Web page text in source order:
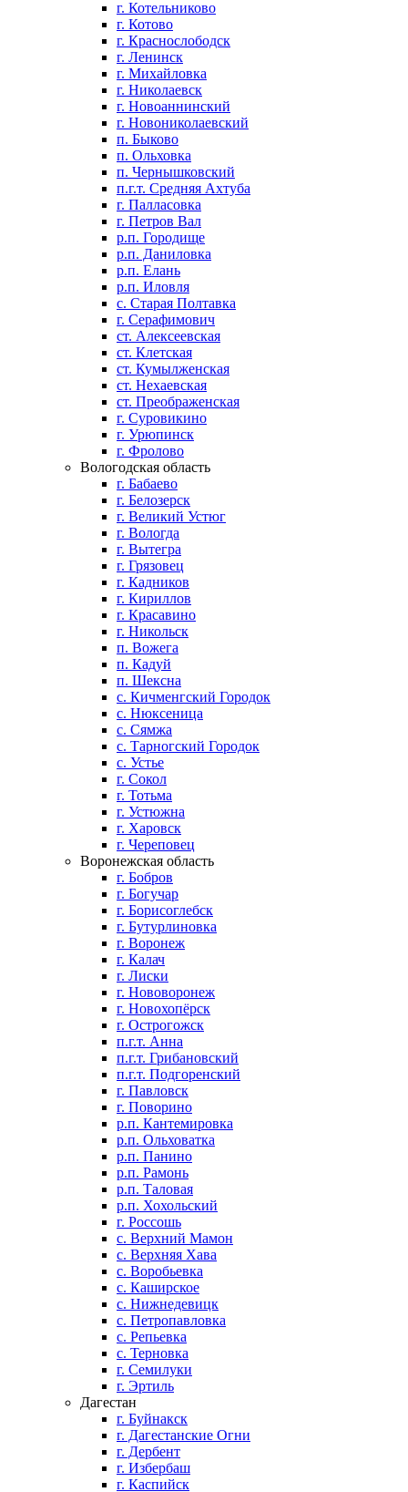
г. Котельниково
г. Котово
г. Краснослободск
г. Ленинск
г. Михайловка
г. Николаевск
г. Новоаннинский
г. Новониколаевский
п. Быково
п. Ольховка
п. Чернышковский
п.г.т. Средняя Ахтуба
г. Палласовка
г. Петров Вал
р.п. Городище
р.п. Даниловка
р.п. Елань
р.п. Иловля
с. Старая Полтавка
г. Серафимович
ст. Алексеевская
ст. Клетская
ст. Кумылженская
ст. Нехаевская
ст. Преображенская
г. Суровикино
г. Урюпинск
г. Фролово
Вологодская область
г. Бабаево
г. Белозерск
г. Великий Устюг
г. Вологда
г. Вытегра
г. Грязовец
г. Кадников
г. Кириллов
г. Красавино
г. Никольск
п. Вожега
п. Кадуй
п. Шексна
с. Кичменгский Городок
с. Нюксеница
с. Сямжа
с. Тарногский Городок
с. Устье
г. Сокол
г. Тотьма
г. Устюжна
г. Харовск
г. Череповец
Воронежская область
г. Бобров
г. Богучар
г. Борисоглебск
г. Бутурлиновка
г. Воронеж
г. Калач
г. Лиски
г. Нововоронеж
г. Новохопёрск
г. Острогожск
п.г.т. Анна
п.г.т. Грибановский
п.г.т. Подгоренский
г. Павловск
г. Поворино
р.п. Кантемировка
р.п. Ольховатка
р.п. Панино
р.п. Рамонь
р.п. Таловая
р.п. Хохольский
г. Россошь
с. Верхний Мамон
с. Верхняя Хава
с. Воробьевка
с. Каширское
с. Нижнедевицк
с. Петропавловка
с. Репьевка
с. Терновка
г. Семилуки
г. Эртиль
Дагестан
г. Буйнакск
г. Дагестанские Огни
г. Дербент
г. Избербаш
г. Каспийск